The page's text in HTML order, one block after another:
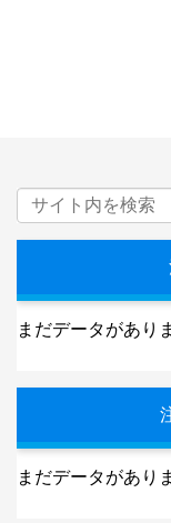
まだデータがあり
まだデータがあり